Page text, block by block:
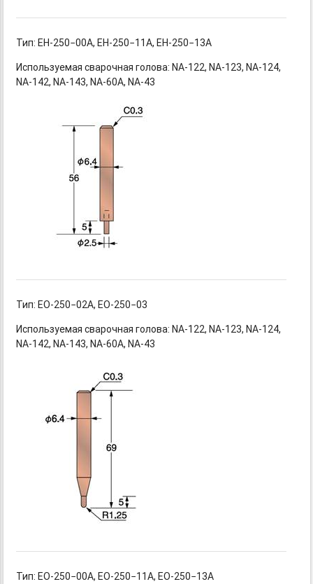
Тип: EH-250−00A, EH-250−11A, EH-250−13A
Используемая сварочнаяголова: NA-122, NA-123, NA-124,
NA-142, NA-143, NA-60A, NA-43
Тип: EO-250−02A, EO-250−03
Используемая сварочнаяголова: NA-122, NA-123, NA-124,
NA-142, NA-143, NA-60A, NA-43
Тип: EO-250−00A, EO-250−11A, EO-250−13A